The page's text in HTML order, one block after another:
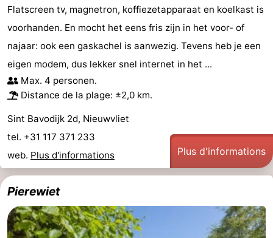
Flatscreen tv, magnetron, koffiezetapparaat en koelkast is
voorhanden. En mocht het eens fris zijn in het voor- of
najaar: ook een gaskachel is aanwezig. Tevens heb je een
eigen modem, dus lekker snel internet in het ...
Max. 4 personen.
Distance de la plage: ±2,0 km.
Sint Bavodijk 2d, Nieuwvliet
tel. +31 117 371 233
web. Plus d'informations Plus d'informations
Pierewiet